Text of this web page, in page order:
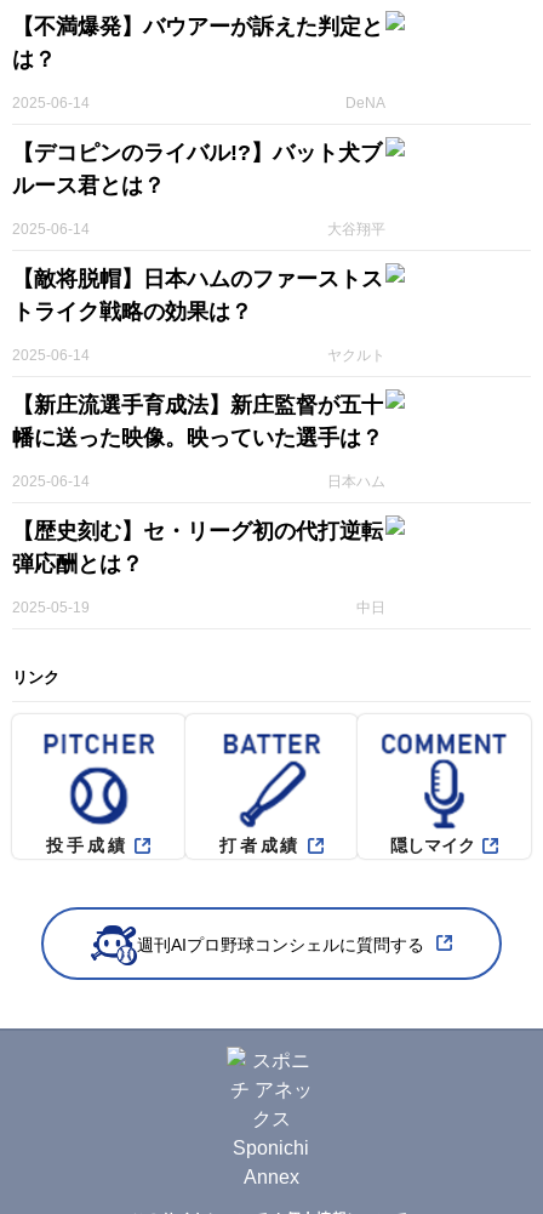
【不満爆発】バウアーが訴えた判定と
は？
DeNA
2025-06-14
【デコピンのライバル!?】バット犬ブ
ルース君とは？
大谷翔平
2025-06-14
【敵将脱帽】日本ハムのファーストス
トライク戦略の効果は？
ヤクルト
2025-06-14
【新庄流選手育成法】新庄監督が五十
幡に送った映像。映っていた選手は？
日本ハム
2025-06-14
【歴史刻む】セ・リーグ初の代打逆転
弾応酬とは？
中日
2025-05-19
リンク
投手成績 打者成績 隠しマイク
週刊AIプロ野球コンシェルに質問する